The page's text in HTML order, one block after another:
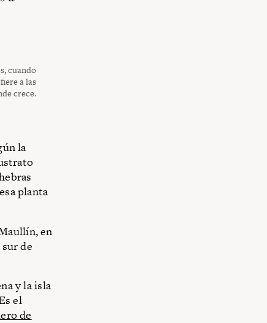
cuando
a las
crece.
la
planta
en
de
y la isla
el
de